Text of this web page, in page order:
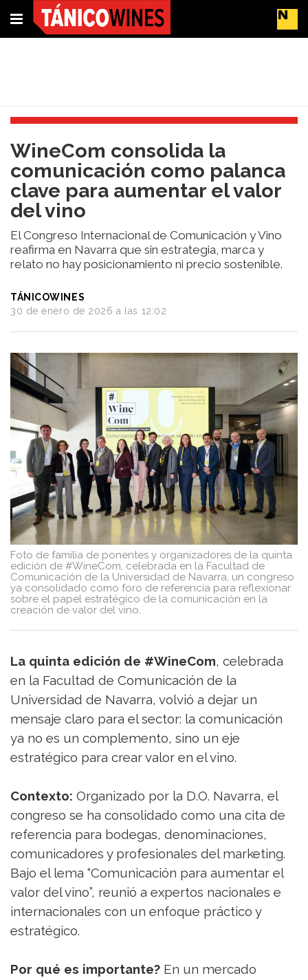
Buscar
Portada
Actualidad
Líderes
del
cambio
y
Sostenibilidad
Tendencias
del
Vino
y
Vino
Saber
más
Vinos
Bodegas
​WineCom consolida la
comunicación como palanca
clave para aumentar el valor
del vino
El Congreso Internacional de Comunicación y Vino
reafirma en Navarra que sin estrategia, marca y
relato no hay posicionamiento ni precio sostenible.
TÁNICOWINES
30 de enero de 2026 a las 12:02
Foto de familia de ponentes y organizadores de la quinta
edición de #WineCom, celebrada en la Facultad de
Comunicación de la Universidad de Navarra, un congreso
ya consolidado como foro de referencia para reflexionar
sobre el papel estratégico de la comunicación en la
creación de valor del vino.
La quinta edición de #WineCom, celebrada
en la Facultad de Comunicación de la
Universidad de Navarra, volvió a dejar un
mensaje claro para el sector: la comunicación
ya no es un complemento, sino un eje
estratégico para crear valor en el vino.
Contexto: Organizado por la D.O. Navarra, el
congreso se ha consolidado como una cita de
referencia para bodegas, denominaciones,
comunicadores y profesionales del marketing.
Bajo el lema “Comunicación para aumentar el
valor del vino”, reunió a expertos nacionales e
internacionales con un enfoque práctico y
estratégico.
Por qué es importante? En un mercado